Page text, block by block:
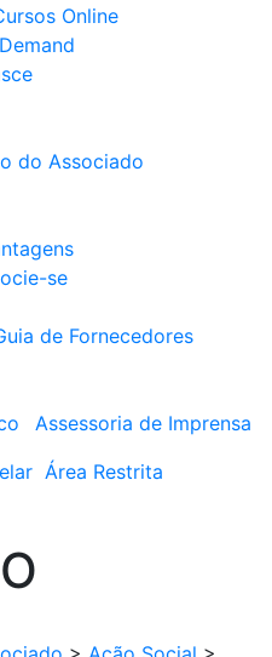
Online
do Associado
se
de Fornecedores
Assessoria de Imprensa
Área Restrita